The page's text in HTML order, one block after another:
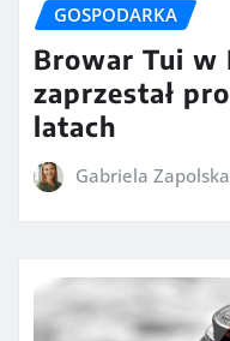
GOSPODARKA
Browar Tui w
zaprzestał
latach
Gabriela Zapolska